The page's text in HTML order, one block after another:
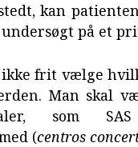
kan
på et
frit vælge
Man skal
som
(centros